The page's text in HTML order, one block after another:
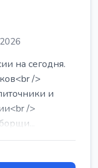
на сегодня.
/>
и
/>